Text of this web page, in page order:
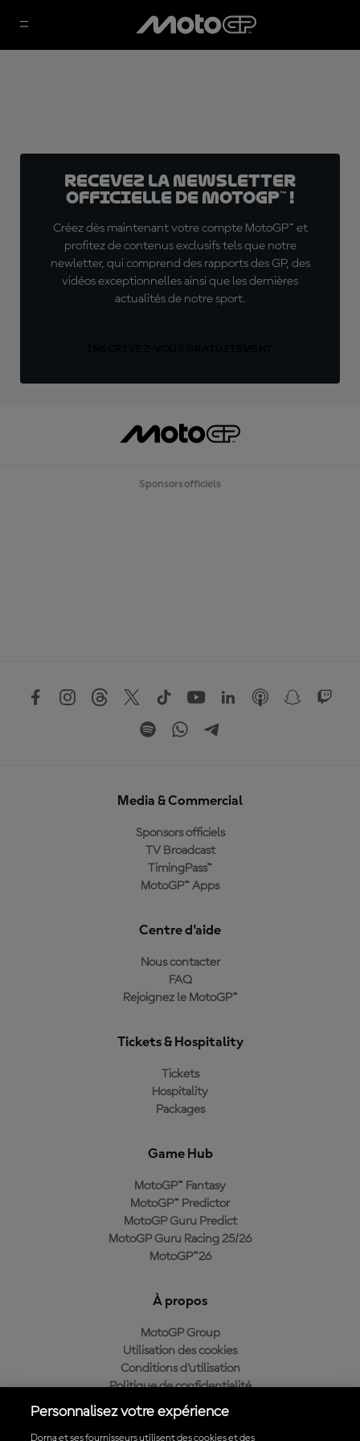
Recevez la Newsletter
officielle de MotoGP™ !
Créez dès maintenant votre compte MotoGP™ et
profitez de contenus exclusifs tels que notre
newletter, qui comprend des rapports des GP, des
vidéos exceptionnelles ainsi que les dernières
actualités de notre sport.
Sponsors officiels
Media & Commercial
Sponsors officiels
TV Broadcast
TimingPass™
MotoGP™ Apps
Centre d'aide
Nous contacter
FAQ
Rejoignez le MotoGP™
Tickets & Hospitality
Tickets
Hospitality
Packages
Game Hub
MotoGP™ Fantasy
MotoGP™ Predictor
MotoGP Guru Predict
MotoGP Guru Racing 25/26
MotoGP™26
À propos
MotoGP Group
Utilisation des cookies
Conditions d'utilisation
Politique de confidentialité
Politique d’achat
Personnalisez votre expérience
Dorna et ses fournisseurs utilisent des cookies et des